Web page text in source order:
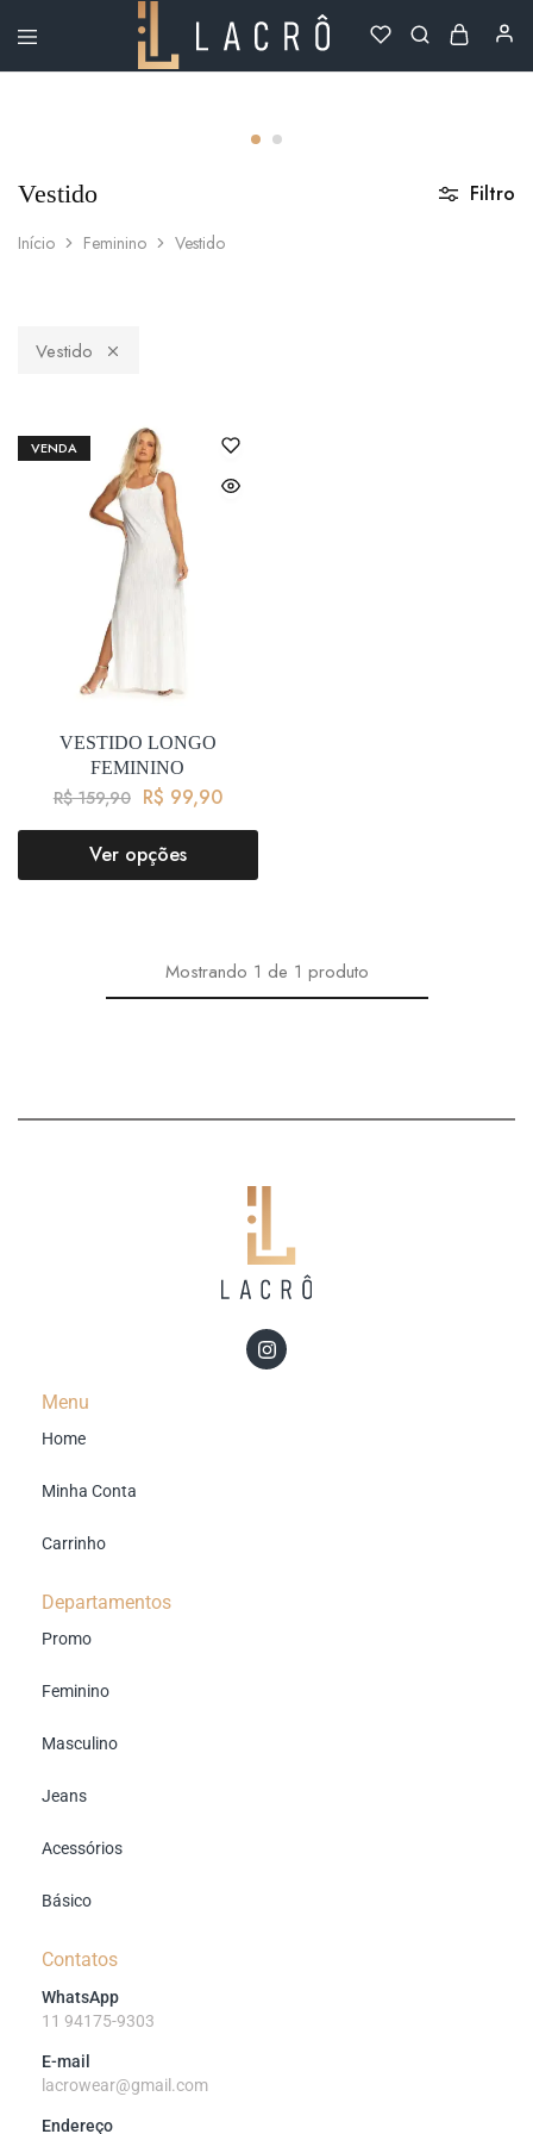
Lacrô
Vestido
Início Feminino Vestido
Filtro
Vestido
VENDA
VESTIDO LONGO
FEMININO
R$159,90 R$ 99,90
Ver opções
Mostrando 1 de 1 produto
Menu
Home
Minha Conta
Carrinho
Departamentos
Promo
Feminino
Masculino
Jeans
Acessórios
Básico
Contatos
WhatsApp
11 94175-9303
E-mail
lacrowear@gmail.com
Endereço